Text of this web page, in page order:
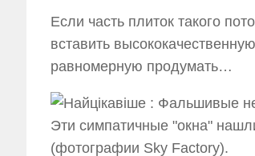
Если часть плиток такого
вставить
равномерную продумать…
Эти симпатичные "окна"
(фотографии Sky Factory).